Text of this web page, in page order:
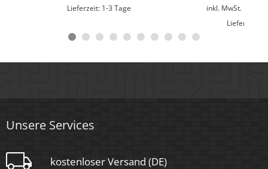
35.000 Std.
Sockel
Lieferzeit: 1-3 Tage inkl. MwSt.
Lieferzeit:
Unsere Services
kostenloser Versand (DE)